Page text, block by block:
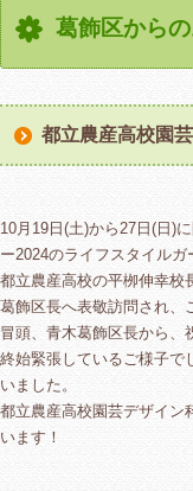
葛飾区から
都立農産高校園
10月19日(土)から27日(日)
ー2024のライフスタイル
都立農産高校の平栁伸幸校
葛飾区長へ表敬訪問され、
冒頭、青木葛飾区長から、
終始緊張しているご様子で
いました。
都立農産高校園芸デザイン
います！